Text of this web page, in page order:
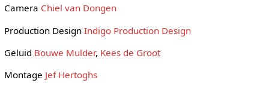
Camera Chiel van Dongen
Production Design Indigo Production Design
Geluid Bouwe Mulder, Kees de Groot
Montage Jef Hertoghs